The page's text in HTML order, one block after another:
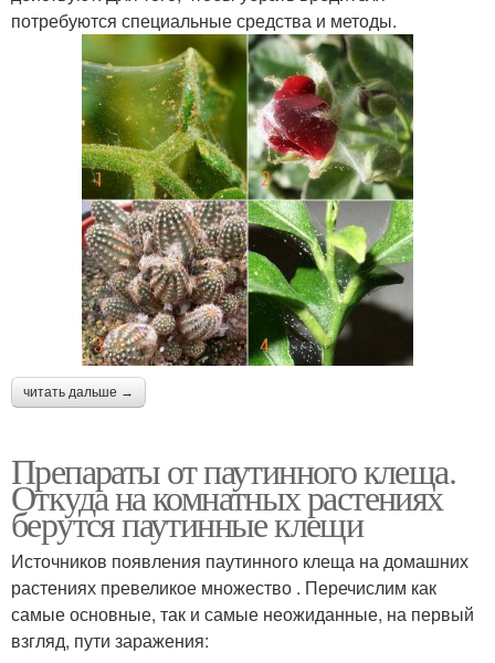
потребуются специальные средства и методы.
читать дальше →
Препараты от паутинного клеща.
Откуда на комнатных растениях
берутся паутинные клещи
Источников появления паутинного клеща на домашних
растениях превеликое множество . Перечислим как
самые основные, так и самые неожиданные, на первый
взгляд, пути заражения: